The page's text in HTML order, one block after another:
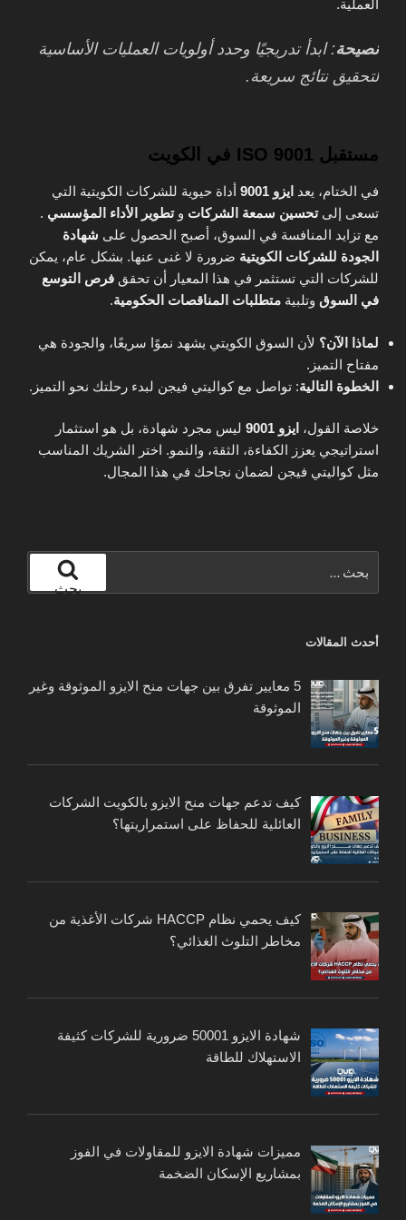
العملية.
نصيحة: ابدأ تدريجيًا وحدد أولويات العمليات الأساسية
لتحقيق نتائج سريعة.
مستقبل ISO 9001 في الكويت
في الختام، يعد ايزو
أداة حيوية للشركات الكويتية التي
تسعى إلىتحسين سمعة الشركات وتطوير الأداء المؤسسي .
مع تزايد المنافسة في السوق، أصبح الحصول على شهادة
الجودة للشركات الكويتية ضرورة لا غنى عنها. بشكل عام، يمكن
للشركات التي تستثمر في هذا المعيار أن تحقق فرص التوسع
في السوق وتلبية متطلبات المناقصات الحكومية.
لماذا الآن؟ لأن السوق الكويتي يشهد نموًا سريعًا، والجودة هي
مفتاح التميز.
الخطوة التالية: تواصل مع كواليتي فيجن لبدء رحلتك نحو التميز.
خلاصة القول، ايزو 9001
ليس مجرد شهادة، بل هو استثمار
استراتيجي يعزز الكفاءة، الثقة، والنمو. اختر الشريك المناسب
مثل كواليتي فيجن لضمان نجاحك في هذا المجال.
عن:
بحث
أحدث المقالات
5 معايير تفرق بين جهات منح الايزو الموثوقة وغير
الموثوقة
كيف تدعم جهات منح الايزو بالكويت الشركات
العائلية للحفاظ على استمراريتها؟
كيف يحمي نظام HACCP شركات الأغذية من
مخاطر التلوث الغذائي؟
شهادة الايزو 50001 ضرورية للشركات كثيفة
الاستهلاك للطاقة
مميزات شهادة الايزو للمقاولات في الفوز
بمشاريع الإسكان الضخمة